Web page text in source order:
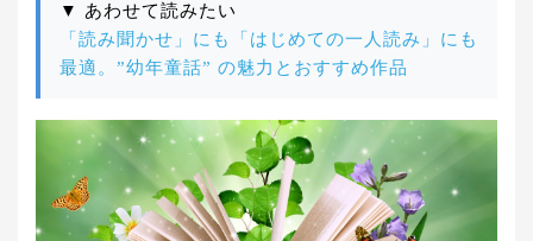
▼ あわせて読みたい
「読み聞かせ」にも「はじめての一人読み」にも
最適。”幼年童話” の魅力とおすすめ作品